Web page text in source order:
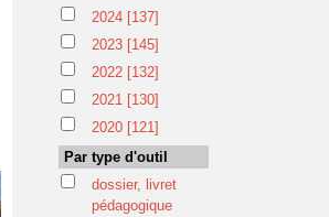
2024 [137]
2023 [145]
2022 [132]
2021 [130]
2020 [121]
Par type d'outil
dossier, livret
pédagogique